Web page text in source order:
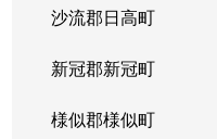
沙流郡日高町
新冠郡新冠町
様似郡様似町